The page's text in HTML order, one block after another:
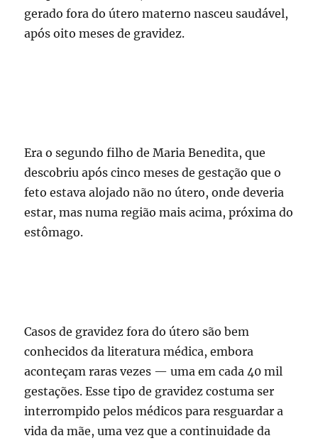
gerado fora do útero materno nasceu saudável,
após oito meses de gravidez.
Era o segundo filho de Maria Benedita, que
descobriu após cinco meses de gestação que o
feto estava alojado não no útero, onde deveria
estar, mas numa região mais acima, próxima do
estômago.
Casos de gravidez fora do útero são bem
conhecidos da literatura médica, embora
aconteçam raras vezes — uma em cada 40 mil
gestações. Esse tipo de gravidez costuma ser
interrompido pelos médicos para resguardar a
vida da mãe, uma vez que a continuidade da